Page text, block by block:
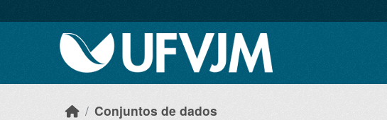
Conjuntos de dados